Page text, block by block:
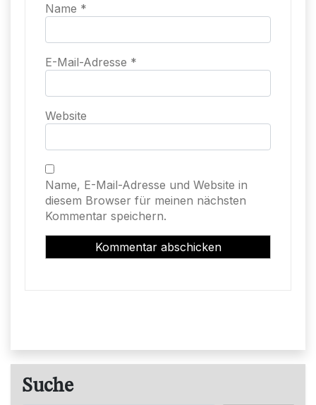
Name *
E-Mail-Adresse *
Website
Name, E-Mail-Adresse und Website in
diesem Browser für meinen nächsten
Kommentar speichern.
Suche